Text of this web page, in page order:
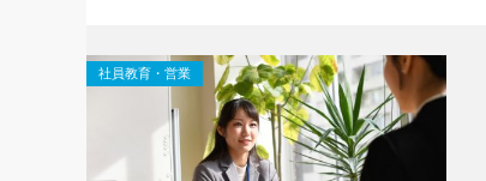
社員教育・営業